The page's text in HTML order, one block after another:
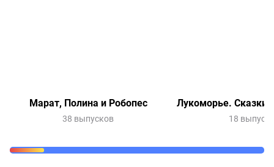
Марат, Полина и Робопес
38 выпусков
Лукоморье. Сказки
18